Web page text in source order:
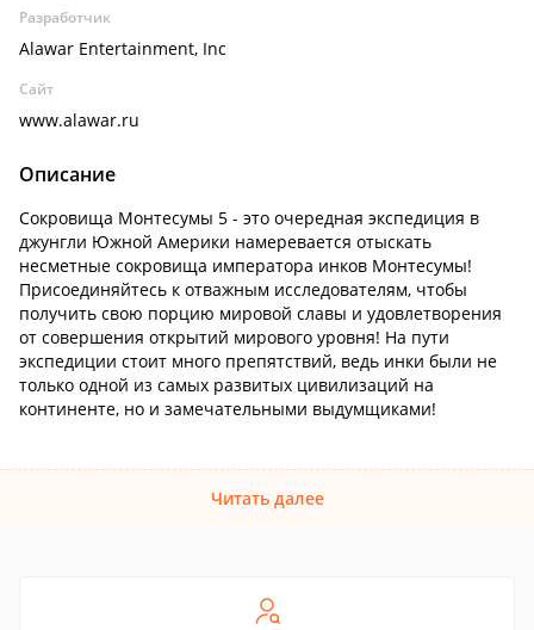
Разработчик
Alawar Entertainment, Inc
Сайт
www.alawar.ru
Описание
Сокровища Монтесумы 5 - это очередная экспедиция в
джунгли Южной Америки намеревается отыскать
несметные сокровища императора инков Монтесумы!
Присоединяйтесь к отважным исследователям, чтобы
получить свою порцию мировой славы и удовлетворения
от совершения открытий мирового уровня! На пути
экспедиции стоит много препятствий, ведь инки были не
только одной из самых развитых цивилизаций на
континенте, но и замечательными выдумщиками!
Читать далее